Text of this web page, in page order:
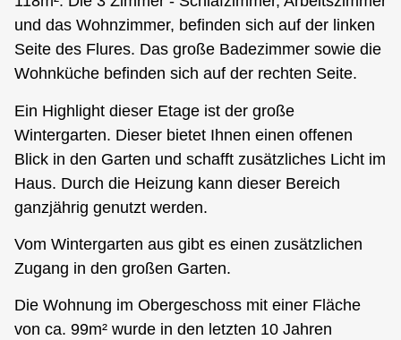
und das Wohnzimmer, befinden sich auf der linken
Seite des Flures. Das große Badezimmer sowie die
Wohnküche befinden sich auf der rechten Seite.
Ein Highlight dieser Etage ist der große
Wintergarten. Dieser bietet Ihnen einen offenen
Blick in den Garten und schafft zusätzliches Licht im
Haus. Durch die Heizung kann dieser Bereich
ganzjährig genutzt werden.
Vom Wintergarten aus gibt es einen zusätzlichen
Zugang in den großen Garten.
Die Wohnung im Obergeschoss mit einer Fläche
von ca. 99m² wurde in den letzten 10 Jahren